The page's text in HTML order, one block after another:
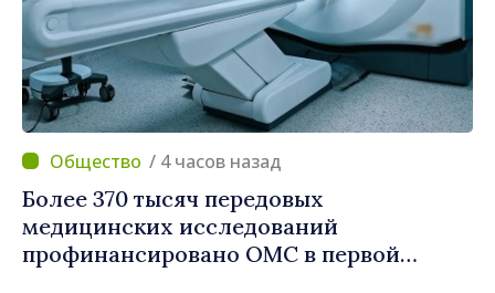
/ 4 часов назад
Более 370 тысяч передовых
медицинских исследований
профинансировано ОМС в первой